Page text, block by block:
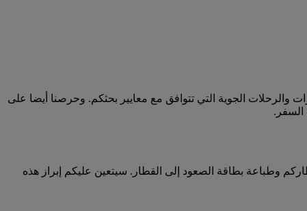
والرحلات الجوية التي تتوافق مع معايير بحثكم. وحرصنا أيضا على
السفر.
قطاركم وطباعة بطاقة الصعود إلى القطار. سيتعين عليكم إبراز هذه